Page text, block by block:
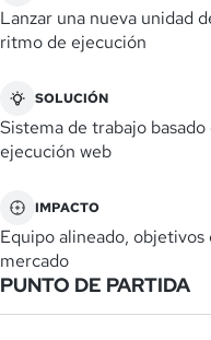
Lanzar una nueva unidad
ritmo de ejecución
SOLUCIÓN
Sistema de trabajo
ejecución web
IMPACTO
Equipo alineado, objetivos
mercado
PUNTO DE PARTIDA